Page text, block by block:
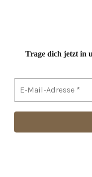
Trage dich jetzt in